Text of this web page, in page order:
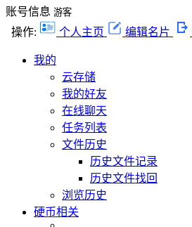
账号信息 游客
操作: 个人主页 编辑名片
我的
云存储
我的好友
在线聊天
任务列表
文件历史
历史文件记录
历史文件找回
浏览历史
硬币相关